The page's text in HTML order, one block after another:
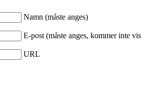
Namn (måste anges)
E-post (måste anges, kommer inte
URL